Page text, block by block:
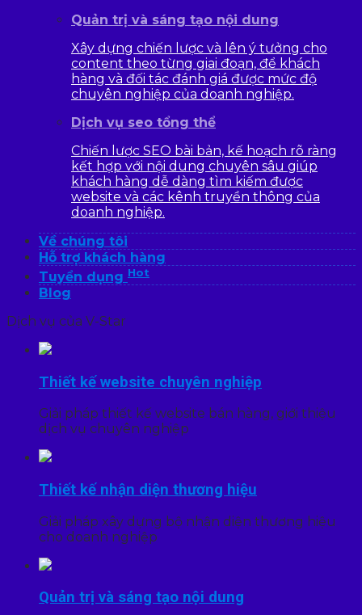
Quản trị và sáng tạo nội dung
Xây dựng chiến lược và lên ý tưởng cho
content theo từng giai đoạn, để khách
hàng và đối tác đánh giá được mức độ
chuyên nghiệp của doanh nghiệp.
Dịch vụ seo tổng thể
Chiến lược SEO bài bản, kế hoạch rõ ràng
kết hợp với nội dung chuyên sâu giúp
khách hàng dễ dàng tìm kiếm được
website và các kênh truyền thông của
doanh nghiệp.
Về chúng tôi
Hỗ trợ khách hàng
Tuyển dụng Hot
Blog
Dịch vụ của V-Star
Thiết kế website chuyên nghiệp
Giải pháp thiết kế website bán hàng, giới thiệu
dịch vụ chuyên nghiệp
Thiết kế nhận diện thương hiệu
Giải pháp xây dựng bộ nhận diện thương hiệu
cho doanh nghiệp
Quản trị và sáng tạo nội dung